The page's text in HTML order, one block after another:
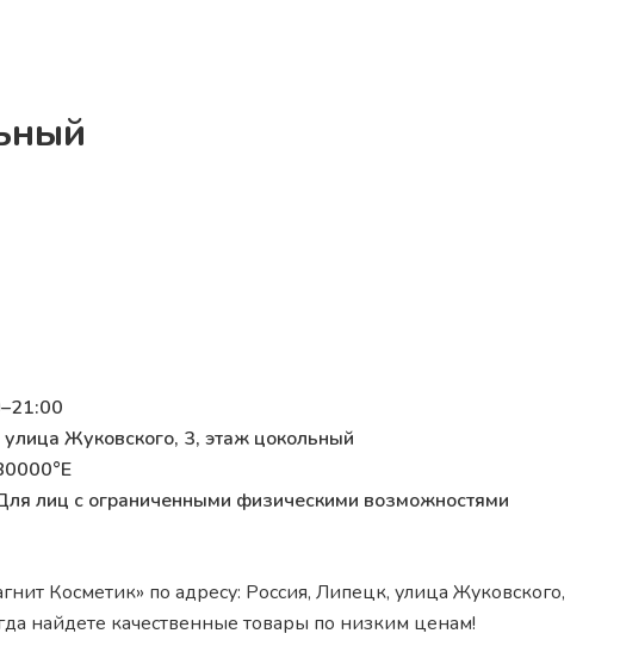
Жуковского, 3, этаж цокольный
лиц с ограниченными физическими возможностями
Косметик» по адресу: Россия, Липецк, улица Жуковского,
найдете качественные товары по низким ценам!